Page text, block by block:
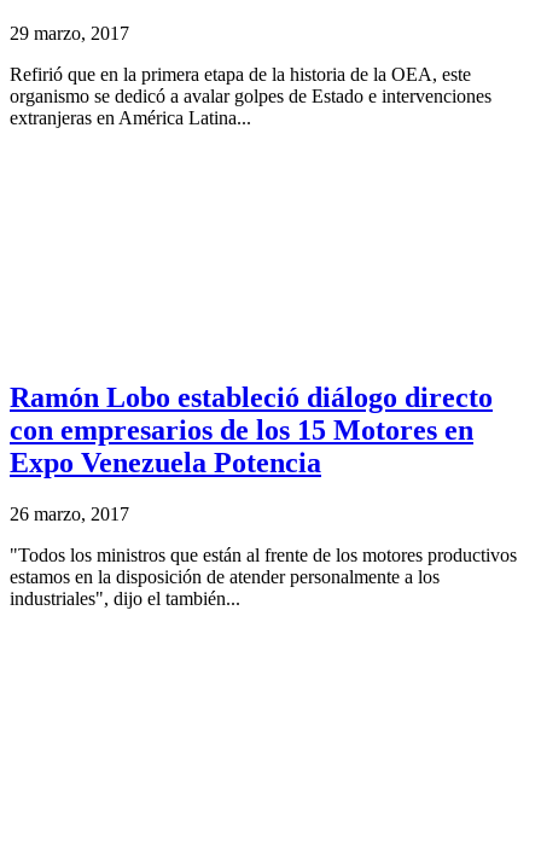
29 marzo, 2017
Refirió que en la primera etapa de la historia de la OEA, este
organismo se dedicó a avalar golpes de Estado e intervenciones
extranjeras en América Latina...
Ramón Lobo estableció diálogo directo
con empresarios de los 15 Motores en
Expo Venezuela Potencia
26 marzo, 2017
"Todos los ministros que están al frente de los motores productivos
estamos en la disposición de atender personalmente a los
industriales", dijo el también...